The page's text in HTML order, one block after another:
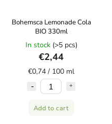
Bohemsca Lemonade Cola
BIO 330ml
In stock (>5 pcs)
€2,44
€0,74 / 100 ml
Add to cart